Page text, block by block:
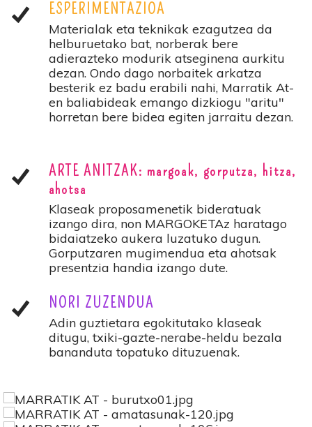
ESPERIMENTAZIOA
Materialak eta teknikak ezagutzea da
helburuetako bat, norberak bere
adierazteko modurik atseginena aurkitu
dezan. Ondo dago norbaitek arkatza
besterik ez badu erabili nahi, Marratik At-
en baliabideak emango dizkiogu "aritu"
horretan bere bidea egiten jarraitu dezan.
ARTE ANITZAK: margoak, gorputza, hitza,
ahotsa
Klaseak proposamenetik bideratuak
izango dira, non MARGOKETAz haratago
bidaiatzeko aukera luzatuko dugun.
Gorputzaren mugimendua eta ahotsak
presentzia handia izango dute.
NORI ZUZENDUA
Adin guztietara egokitutako klaseak
ditugu, txiki-gazte-nerabe-heldu bezala
bananduta topatuko dituzuenak.